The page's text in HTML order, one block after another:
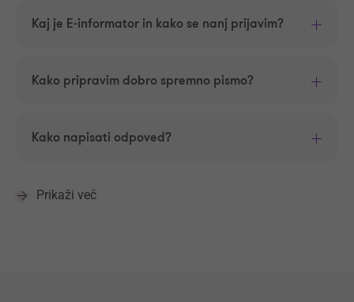
Kaj je E-informator in kako se nanj prijavim?
Kako pripravim dobro spremno pismo?
Kako napisati odpoved?
Prikaži več